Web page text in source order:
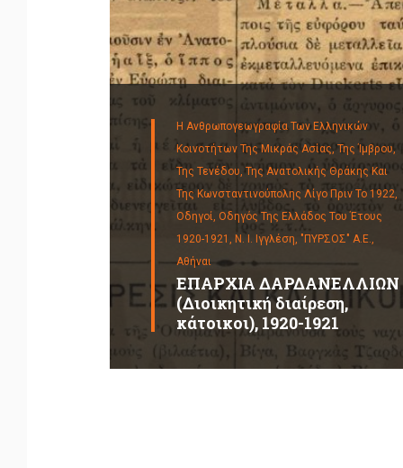
Η Ανθρωπογεωγραφία Των Ελληνικών
Κοινοτήτων Της Μικράς Ασίας, Της Ίμβρου,
Της Τενέδου, Της Ανατολικής Θράκης Και
Της Κωνσταντινούπολης Λίγο Πριν Το 1922,
Οδηγοί, Οδηγός Της Ελλάδος Του Έτους
1920-1921, Ν. Ι. Ιγγλέση, "ΠΥΡΣΟΣ" Α.Ε.,
Αθήναι
ΕΠΑΡΧΙΑ ΔΑΡΔΑΝΕΛΛΙΩΝ
(Διοικητική διαίρεση,
κάτοικοι), 1920-1921